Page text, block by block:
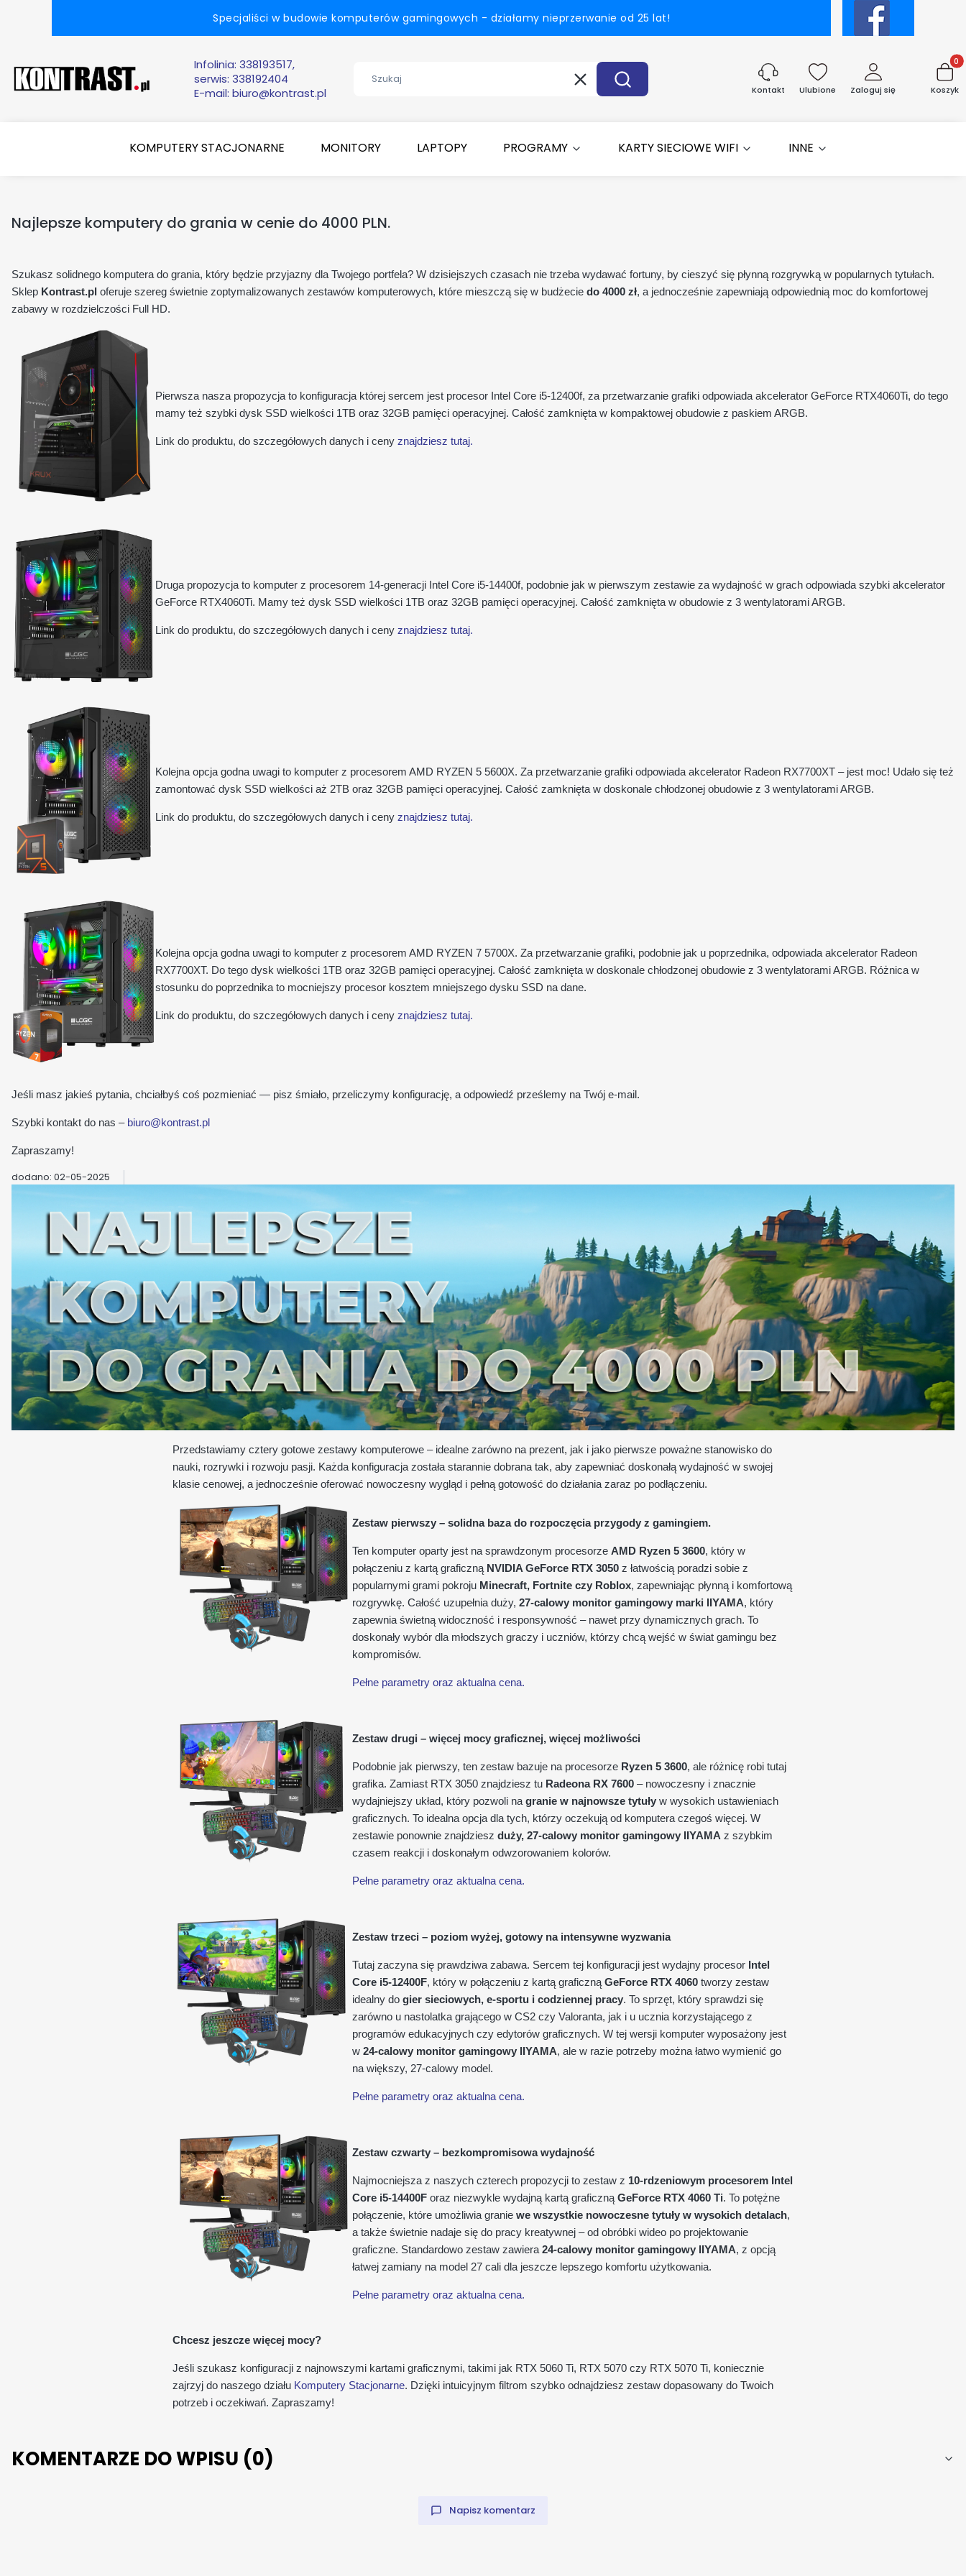
Specjaliści w budowie komputerów gamingowych - działamy nieprzerwanie od 25 lat!
Infolinia: 338193517,
serwis: 338192404
E-mail: biuro@kontrast.pl
WyczyśćSzukaj Kontakt Ulubione Zaloguj się Koszyk
KOMPUTERY STACJONARNE MONITORY LAPTOPY PROGRAMY KARTY SIECIOWE WIFI INNE
Najlepsze komputery do grania w cenie do 4000 PLN.
Szukasz solidnego komputera do grania, który będzie przyjazny dla Twojego portfela? W dzisiejszych czasach nie trzeba wydawać fortuny, by cieszyć się płynną rozgrywką w popularnych tytułach.
Sklep Kontrast.pl oferuje szereg świetnie zoptymalizowanych zestawów komputerowych, które mieszczą się w budżecie do 4000 zł, a jednocześnie zapewniają odpowiednią moc do komfortowej
zabawy w rozdzielczości Full HD.
Pierwsza nasza propozycja to konfiguracja której sercem jest procesor Intel Core i5-12400f, za przetwarzanie grafiki odpowiada akcelerator GeForce RTX4060Ti, do tego
mamy też szybki dysk SSD wielkości 1TB oraz 32GB pamięci operacyjnej. Całość zamknięta w kompaktowej obudowie z paskiem ARGB.
Link do produktu, do szczegółowych danych i ceny znajdziesz tutaj.
Druga propozycja to komputer z procesorem 14-generacji Intel Core i5-14400f, podobnie jak w pierwszym zestawie za wydajność w grach odpowiada szybki akcelerator
GeForce RTX4060Ti. Mamy też dysk SSD wielkości 1TB oraz 32GB pamięci operacyjnej. Całość zamknięta w obudowie z 3 wentylatorami ARGB.
Link do produktu, do szczegółowych danych i ceny znajdziesz tutaj.
Kolejna opcja godna uwagi to komputer z procesorem AMD RYZEN 5 5600X. Za przetwarzanie grafiki odpowiada akcelerator Radeon RX7700XT – jest moc! Udało się też
zamontować dysk SSD wielkości aż 2TB oraz 32GB pamięci operacyjnej. Całość zamknięta w doskonale chłodzonej obudowie z 3 wentylatorami ARGB.
Link do produktu, do szczegółowych danych i ceny znajdziesz tutaj.
Kolejna opcja godna uwagi to komputer z procesorem AMD RYZEN 7 5700X. Za przetwarzanie grafiki, podobnie jak u poprzednika, odpowiada akcelerator Radeon
RX7700XT. Do tego dysk wielkości 1TB oraz 32GB pamięci operacyjnej. Całość zamknięta w doskonale chłodzonej obudowie z 3 wentylatorami ARGB. Różnica w
stosunku do poprzednika to mocniejszy procesor kosztem mniejszego dysku SSD na dane.
Link do produktu, do szczegółowych danych i ceny znajdziesz tutaj.
Jeśli masz jakieś pytania, chciałbyś coś pozmieniać — pisz śmiało, przeliczymy konfigurację, a odpowiedź prześlemy na Twój e-mail.
Szybki kontakt do nas – biuro@kontrast.pl
Zapraszamy!
dodano: 02-05-2025
Przedstawiamy cztery gotowe zestawy komputerowe – idealne zarówno na prezent, jak i jako pierwsze poważne stanowisko do
nauki, rozrywki i rozwoju pasji. Każda konfiguracja została starannie dobrana tak, aby zapewniać doskonałą wydajność w swojej
klasie cenowej, a jednocześnie oferować nowoczesny wygląd i pełną gotowość do działania zaraz po podłączeniu.
Zestaw pierwszy – solidna baza do rozpoczęcia przygody z gamingiem.
Ten komputer oparty jest na sprawdzonym procesorze AMD Ryzen 5 3600, który w
połączeniu z kartą graficzną NVIDIA GeForce RTX 3050 z łatwością poradzi sobie z
popularnymi grami pokroju Minecraft, Fortnite czy Roblox, zapewniając płynną i komfortową
rozgrywkę. Całość uzupełnia duży, 27-calowy monitor gamingowy marki IIYAMA, który
zapewnia świetną widoczność i responsywność – nawet przy dynamicznych grach. To
doskonały wybór dla młodszych graczy i uczniów, którzy chcą wejść w świat gamingu bez
kompromisów.
Pełne parametry oraz aktualna cena.
Zestaw drugi – więcej mocy graficznej, więcej możliwości
Podobnie jak pierwszy, ten zestaw bazuje na procesorze Ryzen 5 3600, ale różnicę robi tutaj
grafika. Zamiast RTX 3050 znajdziesz tu Radeona RX 7600 – nowoczesny i znacznie
wydajniejszy układ, który pozwoli na granie w najnowsze tytuły w wysokich ustawieniach
graficznych. To idealna opcja dla tych, którzy oczekują od komputera czegoś więcej. W
zestawie ponownie znajdziesz duży, 27-calowy monitor gamingowy IIYAMA z szybkim
czasem reakcji i doskonałym odwzorowaniem kolorów.
Pełne parametry oraz aktualna cena.
Zestaw trzeci – poziom wyżej, gotowy na intensywne wyzwania
Tutaj zaczyna się prawdziwa zabawa. Sercem tej konfiguracji jest wydajny procesor Intel
Core i5-12400F, który w połączeniu z kartą graficzną GeForce RTX 4060 tworzy zestaw
idealny do gier sieciowych, e-sportu i codziennej pracy. To sprzęt, który sprawdzi się
zarówno u nastolatka grającego w CS2 czy Valoranta, jak i u ucznia korzystającego z
programów edukacyjnych czy edytorów graficznych. W tej wersji komputer wyposażony jest
w 24-calowy monitor gamingowy IIYAMA, ale w razie potrzeby można łatwo wymienić go
na większy, 27-calowy model.
Pełne parametry oraz aktualna cena.
Zestaw czwarty – bezkompromisowa wydajność
Najmocniejsza z naszych czterech propozycji to zestaw z 10-rdzeniowym procesorem Intel
Core i5-14400F oraz niezwykle wydajną kartą graficzną GeForce RTX 4060 Ti. To potężne
połączenie, które umożliwia granie we wszystkie nowoczesne tytuły w wysokich detalach,
a także świetnie nadaje się do pracy kreatywnej – od obróbki wideo po projektowanie
graficzne. Standardowo zestaw zawiera 24-calowy monitor gamingowy IIYAMA, z opcją
łatwej zamiany na model 27 cali dla jeszcze lepszego komfortu użytkowania.
Pełne parametry oraz aktualna cena.
Chcesz jeszcze więcej mocy?
Jeśli szukasz konfiguracji z najnowszymi kartami graficznymi, takimi jak RTX 5060 Ti, RTX 5070 czy RTX 5070 Ti, koniecznie
zajrzyj do naszego działu Komputery Stacjonarne. Dzięki intuicyjnym filtrom szybko odnajdziesz zestaw dopasowany do Twoich
potrzeb i oczekiwań. Zapraszamy!
KOMENTARZE DO WPISU (0)
Napisz komentarz